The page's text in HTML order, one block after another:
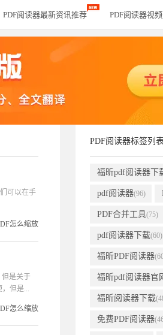
PDF阅读器最新资讯推荐 PDF阅读器视
可以在手
怎么缩放
但是关于
但是...
怎么缩放
PDF阅读器标签列表
福昕pdf阅读器下
pdf阅读器(96)
PDF合并工具(75)
pdf阅读器下载(60)
福昕PDF阅读器
福昕pdf阅读器官
福昕阅读器下载
免费PDF阅读器